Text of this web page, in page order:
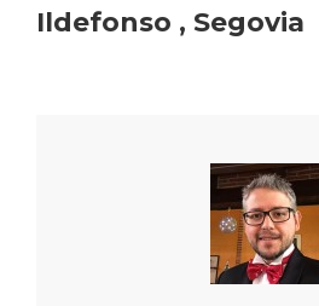
Ildefonso , Segovia